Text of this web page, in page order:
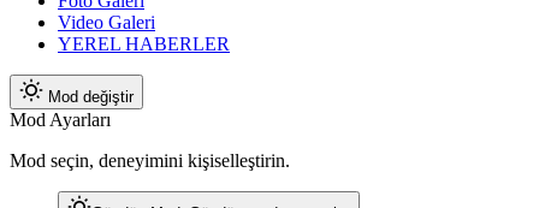
Video Galeri
YEREL HABERLER
Mod değiştir
Mod Ayarları
Mod seçin, deneyimini kişiselleştirin.